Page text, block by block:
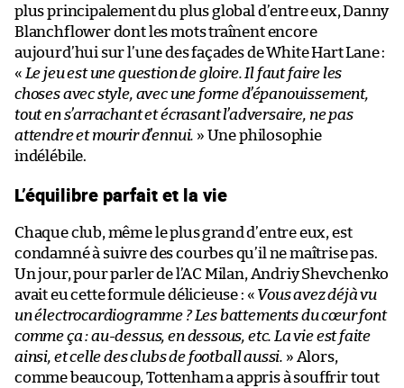
plus principalement du plus global d’entre eux, Danny
Blanchflower dont les mots traînent encore
aujourd’hui sur l’une des façades de White Hart Lane :
« Le jeu est une question de gloire. Il faut faire les
choses avec style, avec une forme d’épanouissement,
tout en s’arrachant et écrasant l’adversaire, ne pas
attendre et mourir d’ennui. » Une philosophie
indélébile.
L’équilibre parfait et la vie
Chaque club, même le plus grand d’entre eux, est
condamné à suivre des courbes qu’il ne maîtrise pas.
Un jour, pour parler de l’AC Milan, Andriy Shevchenko
avait eu cette formule délicieuse : « Vous avez déjà vu
un électrocardiogramme ? Les battements du cœur font
comme ça : au-dessus, en dessous, etc. La vie est faite
ainsi, et celle des clubs de football aussi. » Alors,
comme beaucoup, Tottenham a appris à souffrir tout